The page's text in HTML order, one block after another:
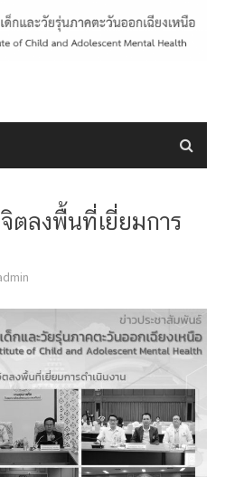
ตลงพื้นที่เยี่ยมการ